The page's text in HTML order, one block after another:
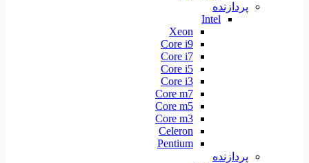
پردازنده
Intel
Xeon
Core i9
Core i7
Core i5
Core i3
Core m7
Core m5
Core m3
Celeron
Pentium
پردازنده